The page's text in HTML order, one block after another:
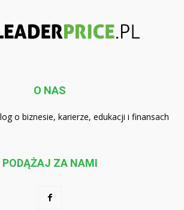
O NAS
o biznesie, karierze, edukacji i finansach
PODĄŻAJ ZA NAMI